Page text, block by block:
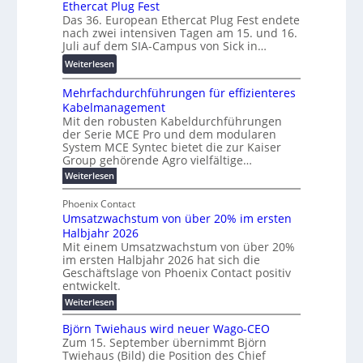
a
r
e
n
z
n
g
s
f
ö
e
r
u
n
g
b
r
a
u
c
h
t
m
e
r
T
7
w
i
r
d
z
u
m
E
n
e
r
g
u
f
ü
r
m
o
d
e
r
i
t
e
r
e
n
t
w
i
c
k
e
l
e
N
H
-
S
i
c
h
e
r
u
Ethercat Plug Fest
Das 36. European Ethercat Plug Fest endete
nach zwei intensiven Tagen am 15. und 16.
Juli auf dem SIA-Campus von Sick in…
Weiterlesen:
R
e
k
o
r
d
b
e
t
e
i
l
i
g
u
n
g
b
e
i
Mehrfachdurchführungen für effizienteres
Kabelmanagement
Mit den robusten Kabeldurchführungen
der Serie MCE Pro und dem modularen
System MCE Syntec bietet die zur Kaiser
Group gehörende Agro vielfältige…
Weiterlesen:
M
h
r
f
a
c
h
d
u
r
c
f
ü
h
Phoenix Contact
Umsatzwachstum von über 20% im ersten
Halbjahr 2026
Mit einem Umsatzwachstum von über 20%
im ersten Halbjahr 2026 hat sich die
Geschäftslage von Phoenix Contact positiv
entwickelt.
Weiterlesen:
U
m
s
a
t
Björn Twiehaus wird neuer Wago-CEO
Zum 15. September übernimmt Björn
Twiehaus (Bild) die Position des Chief